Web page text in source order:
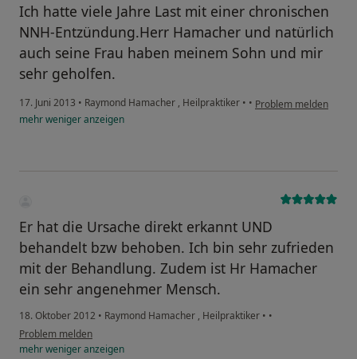
Ich hatte viele Jahre Last mit einer chronischen
NNH-Entzündung.Herr Hamacher und natürlich
auch seine Frau haben meinem Sohn und mir
sehr geholfen.
17. Juni 2013 • Raymond Hamacher , Heilpraktiker • • Problem melden
mehrwenigeranzeigen
Er hat die Ursache direkt erkannt UND
behandelt bzw behoben. Ich bin sehr zufrieden
mit der Behandlung. Zudem ist Hr Hamacher
ein sehr angenehmer Mensch.
18. Oktober 2012 • Raymond Hamacher , Heilpraktiker • •
Problem melden
mehrwenigeranzeigen